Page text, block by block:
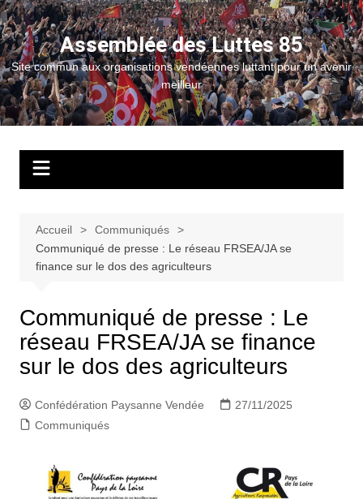
Aller
au
contenu
Assemblée des Luttes 85
Site commun aux organisations vendéennes luttant pour un avenir
meilleur
Accueil
Communiqués
Communiqué de presse : Le réseau FRSEA/JA se
finance sur le dos des agriculteurs
Communiqué de presse : Le
réseau FRSEA/JA se finance
sur le dos des agriculteurs
Confédération Paysanne Vendée
27/11/2025
Communiqués